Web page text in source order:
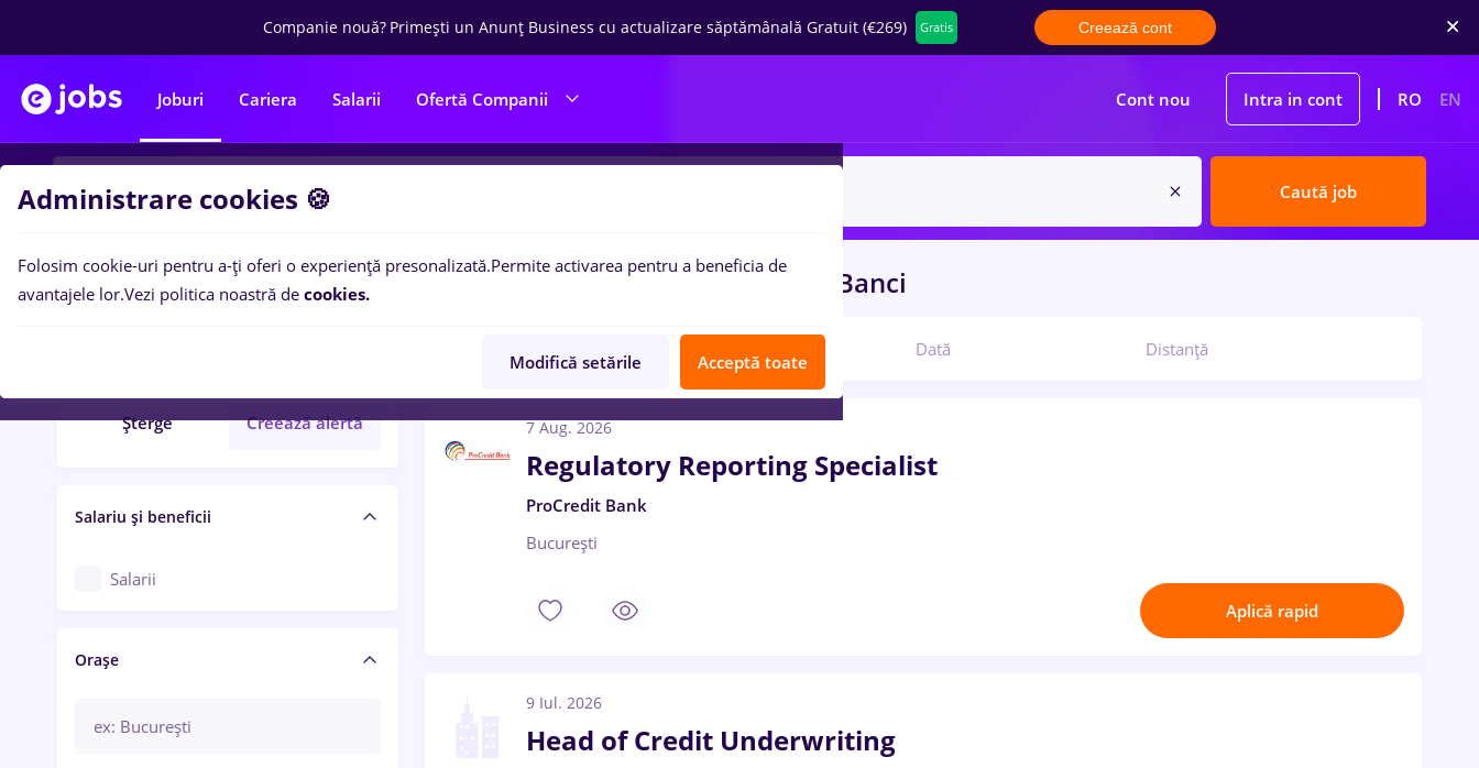
Companie nouă? Primești un Anunț Business cu actualizare săptămânală Gratuit (€269) Gratis Creează cont
Joburi Cariera Salarii Ofertă Companii Cont nou Intra in cont RO EN
Caută job
Filtre
Șterge Creează alertă
Salariu și beneficii
Salarii
Orașe
2locuri de muncaautomation Banci
Dată Distanță
7 Aug. 2026
Regulatory Reporting Specialist
ProCredit Bank
București
Aplică rapid
9 Iul. 2026
Head of Credit Underwriting
Administrare cookies 🍪
Folosim cookie-uri pentru a-ți oferi o experiență presonalizată.Permite activarea pentru a beneficia de
avantajele lor.Vezi politica noastră de cookies.
Modifică setările Acceptă toate